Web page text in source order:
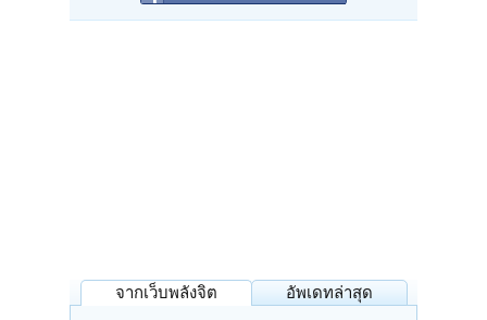
จากเว็บพลังจิต อัพเดทล่าสุด